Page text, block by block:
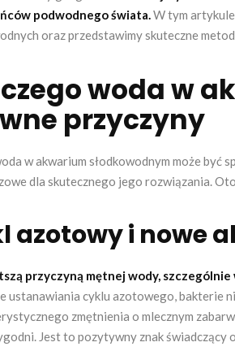
podwodnego świata.W tym
oraz przedstawimy skuteczne
woda w
przyczyny
w akwarium słodkowodnym może być
dla skutecznego jego rozwiązania.
azotowy i nowe
przyczyną mętnej wody,
ustanawiania cyklu azotowego, bakterie
zmętnienia o mlecznym
Jest to pozytywny znak świadczący